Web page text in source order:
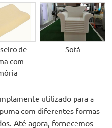
de
com
Sofá
utilizado para a
com diferentes formas
Até agora, fornecemos